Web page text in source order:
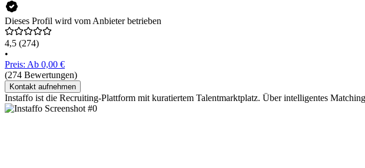
Dieses Profil wird vom Anbieter betrieben
4,5 (274)
•
Preis: Ab 0,00 €
(274 Bewertungen)
Kontakt aufnehmen
Instaffo ist die Recruiting-Plattform mit kuratiertem Talentmarktplatz. Über intelligentes